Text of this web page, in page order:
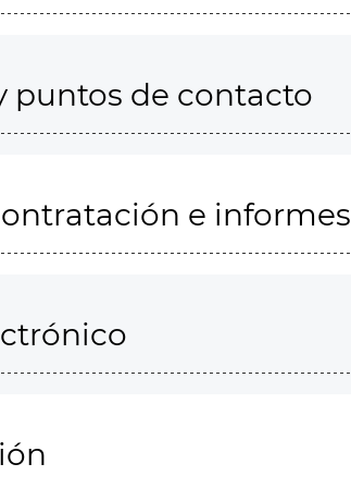
puntos de contacto
e informes